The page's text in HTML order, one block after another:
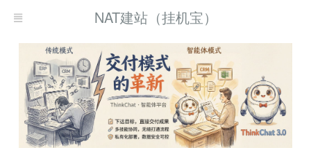
NAT建站（挂机宝）